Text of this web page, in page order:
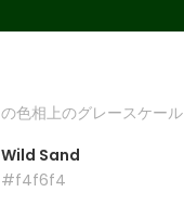
色相上のグレースケール
Wild Sand
#f4f6f4